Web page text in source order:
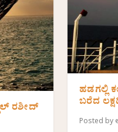
ರಶೀದ್
ಹಡಗಲ್ಲಿ
ಬರೆದ
Posted by